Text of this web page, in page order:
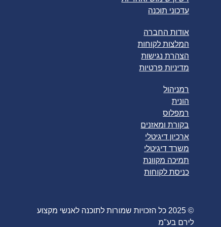
עדכוני תוכנה
אודות החברה
המלצות לקוחות
הצהרת נגישות
מדיניות פרטיות
רמניהול
הונית
רמפלוס
בקורת ומאזנים
ארכיון דיגיטלי
משרד דיגיטלי
תמיכה מקוונת
כניסת לקוחות
© 2025 כל הזכויות שמורות לתוכנה לאנשי מקצוע
לירם בע"מ